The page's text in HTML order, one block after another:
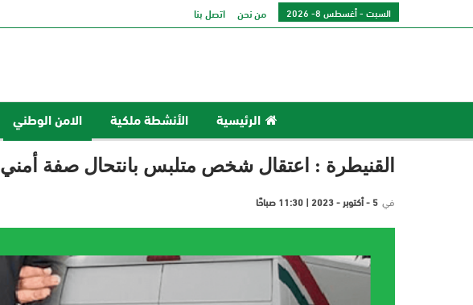
السبت - أغسطس 8- 2026 من نحن اتصل بنا
الرئيسية الأنشطة ملكية الامن الوطني
القنيطرة : اعتقال شخص متلبس بانتحال صفة أمني
في 5 - أكتوبر - 2023 | 11:30 صباحًا